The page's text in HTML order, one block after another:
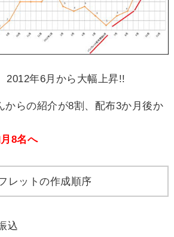
2012年6月から大幅上昇!!
からの紹介が8割、配布3か月後か
8名へ
レットの作成順序
込